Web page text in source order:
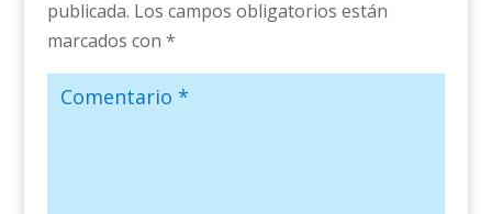
publicada. Los campos obligatorios están
marcados con *